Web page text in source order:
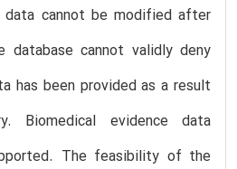
cannot be modified after
cannot validly deny
has been provided as a result
Biomedical evidence data
The feasibility of the